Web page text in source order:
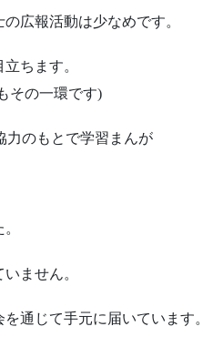
広報活動は少なめです。
ちます。
その一環です)
力のもとで学習まんが
ません。
通じて手元に届いています。